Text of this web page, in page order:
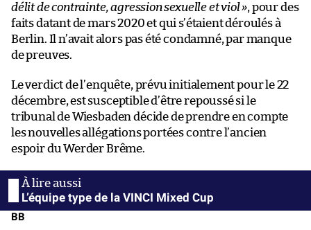
délit de contrainte, agression sexuelle et viol », pour des
faits datant de mars 2020 et qui s’étaient déroulés à
Berlin. Il n’avait alors pas été condamné, par manque
de preuves.
Le verdict de l’enquête, prévu initialement pour le 22
décembre, est susceptible d’être repoussé si le
tribunal de Wiesbaden décide de prendre en compte
les nouvelles allégations portées contre l’ancien
espoir du Werder Brême.
L’équipe type de la VINCI Mixed Cup
BB